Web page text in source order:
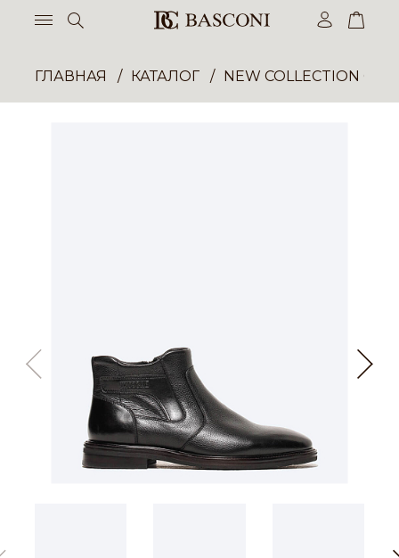
ГЛАВНАЯ КАТАЛОГ NEW COLLECTION